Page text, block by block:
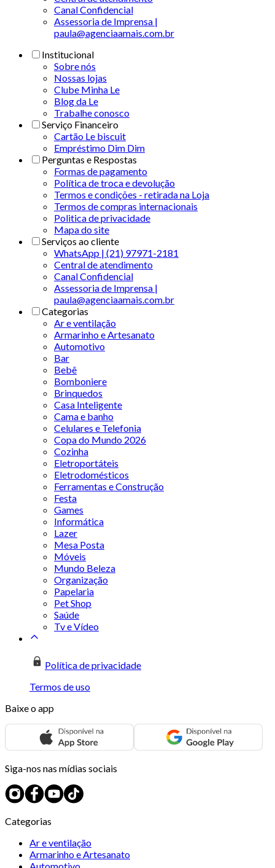
Canal Confidencial
Assessoria de Imprensa |
paula@agenciaamais.com.br
Institucional
Sobre nós
Nossas lojas
Clube Minha Le
Blog da Le
Trabalhe conosco
Serviço Financeiro
Cartão Le biscuit
Empréstimo Dim Dim
Perguntas e Respostas
Formas de pagamento
Política de troca e devolução
Termos e condições - retirada na Loja
Termos de compras internacionais
Politica de privacidade
Mapa do site
Serviços ao cliente
WhatsApp | (21) 97971-2181
Central de atendimento
Canal Confidencial
Assessoria de Imprensa |
paula@agenciaamais.com.br
Categorias
Ar e ventilação
Armarinho e Artesanato
Automotivo
Bar
Bebê
Bomboniere
Brinquedos
Casa Inteligente
Cama e banho
Celulares e Telefonia
Copa do Mundo 2026
Cozinha
Eletroportáteis
Eletrodomésticos
Ferramentas e Construção
Festa
Games
Informática
Lazer
Mesa Posta
Móveis
Mundo Beleza
Organização
Papelaria
Pet Shop
Saúde
Tv e Vídeo
Política de privacidade
Termos de uso
Baixe o app
Siga-nos nas mídias sociais
Categorias
Ar e ventilação
Armarinho e Artesanato